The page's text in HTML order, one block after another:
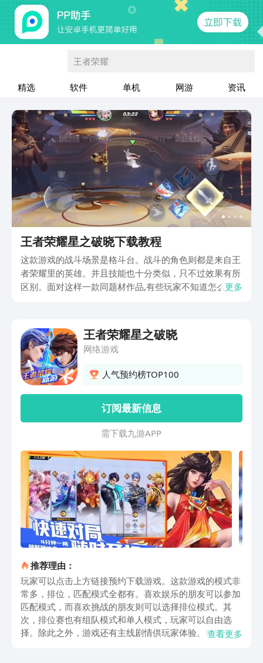
王者荣耀
精选 软件 单机 网游 资讯
王者荣耀星之破晓下载教程
这款游戏的战斗场景是格斗台。战斗的角色则都是来自王
者荣耀里的英雄。并且技能也十分类似，只不过效果有所
区别。面对这样一款同题材作品,有些玩家不知道怎么下更多
王者荣耀星之破晓
网络游戏
人气预约榜TOP100
订阅最新信息
需 下 载 九 游 A P P
推荐理由：
玩家可以点击上方链接预约下载游戏。这款游戏的模式非
常多，排位，匹配模式全都有。喜欢娱乐的朋友可以参加
匹配模式，而喜欢挑战的朋友则可以选择排位模式。其
次，排位赛也有组队模式和单人模式，玩家可以自由选
择。除此之外，游戏还有主线剧情供玩家体验。玩家可以
查看更多